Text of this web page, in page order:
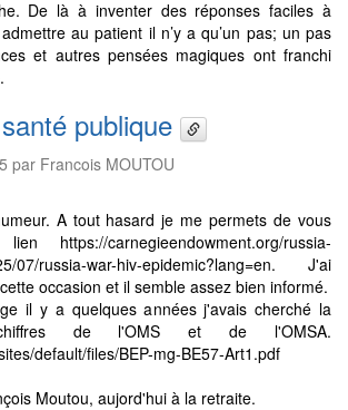
De là à inventer des réponses faciles à
au patient il n’y a qu’un pas; un pas
et autres pensées magiques ont franchi
publique
par Francois MOUTOU
A tout hasard je me permets de vous
https://carnegieendowment.org/russia-
07/russia-war-hiv-epidemic?lang=en. J'ai
occasion et il semble assez bien informé.
il y a quelques années j'avais cherché la
de l'OMS et de l'OMSA.
default/files/BEP-mg-BE57-Art1.pdf
Moutou, aujord'hui à la retraite.